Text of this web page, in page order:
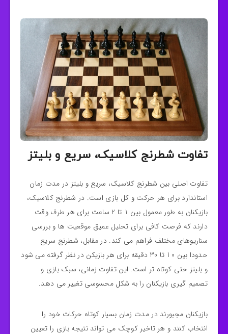
تفاوت شطرنج کلاسیک، سریع و بلیتز
تفاوت اصلی بین شطرنج کلاسیک، سریع و بلیتز در مدت زمان
استاندارد برای هر حرکت و کل بازی است. در شطرنج کلاسیک،
بازیکنان به طور معمول بین 1 تا 2 ساعت برای هر طرف وقت
دارند که فرصت کافی برای تحلیل عمیق موقعیت‌ ها و بررسی
سناریوهای مختلف فراهم می‌ کند. در مقابل، شطرنج سریع
حدودا بین 10 تا 30 دقیقه برای هر بازیکن در نظر گرفته می‌ شود
و بلیتز حتی کوتاه‌ تر است. این تفاوت زمانی، سبک بازی و
تصمیم‌ گیری بازیکنان را به شکل محسوسی تغییر می‌ دهد.
بازیکنان مجبورند در مدت زمان بسیار کوتاه حرکات خود را
انتخاب کنند و هر تاخیر کوچک می‌ تواند نتیجه بازی را تعیین